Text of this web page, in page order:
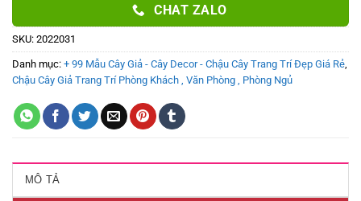
CHAT ZALO
SKU: 2022031
Danh mục: + 99 Mẫu Cây Giả - Cây Decor - Chậu Cây Trang Trí Đẹp Giá Rẻ
Chậu Cây Giả Trang Trí Phòng Khách , Văn Phòng , Phòng Ngủ
MÔ TẢ